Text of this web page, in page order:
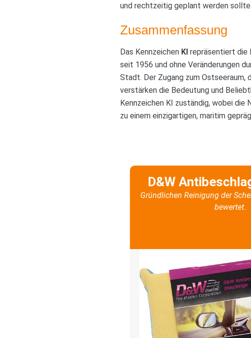
und rechtzeitig geplant werden sollte.
Zusammenfassung
Das Kennzeichen KI repräsentiert die
seit 1956 und ohne Veränderungen
Stadt. Der Zugang zum Ostseeraum,
verstärken die Bedeutung und
Kennzeichen KI zuständig, wobei
zu einem einzigartigen, maritim
D&W
Gründlichen Reinigung der
bewertet.